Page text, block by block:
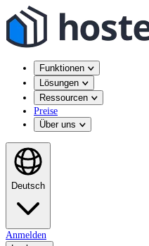
Funktionen
Lösungen
Ressourcen
Preise
Über uns
Deutsch
Anmelden